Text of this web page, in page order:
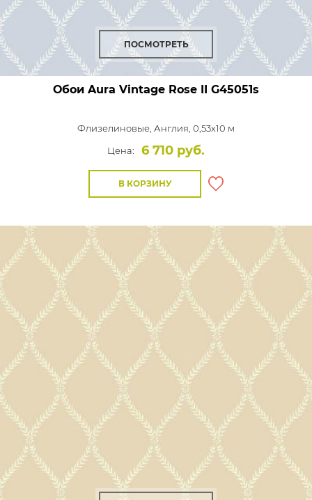
ПОСМОТРЕТЬ
Обои Aura Vintage Rose II G45051s
Флизелиновые, Англия, 0,53x10 м
Цена:
6 710 руб.
В КОРЗИНУ